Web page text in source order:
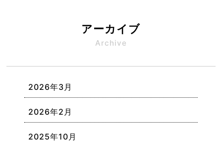
アーカイブ
Archive
2026年3月
2026年2月
2025年10月